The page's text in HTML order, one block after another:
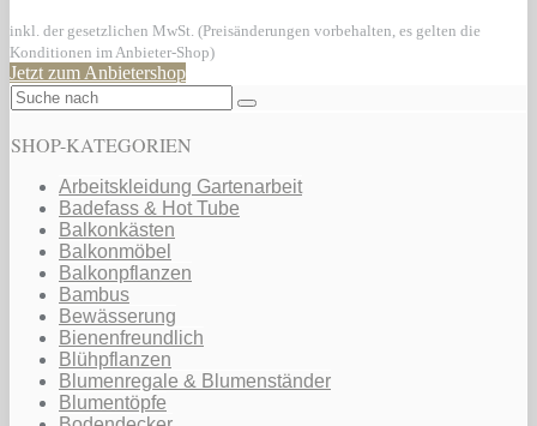
inkl. der gesetzlichen MwSt. (Preisänderungen vorbehalten, es gelten die
Konditionen im Anbieter-Shop)
Jetzt zum Anbietershop
SHOP-KATEGORIEN
Arbeitskleidung Gartenarbeit
Badefass & Hot Tube
Balkonkästen
Balkonmöbel
Balkonpflanzen
Bambus
Bewässerung
Bienenfreundlich
Blühpflanzen
Blumenregale & Blumenständer
Blumentöpfe